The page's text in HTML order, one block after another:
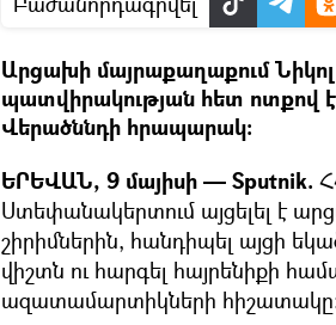
Արցախի մայրաքաղաքում
պատվիրակության հետ ոտքով է
Վերածննդի հրապարակ։
ԵՐԵՎԱՆ, 9 մայիսի — Sputnik.
Ստեփանակերտում այցելել է
շիրիմներին, հանդիպել այցի
վիշտն ու հարգել հայրենիքի
ազատամարտիկների